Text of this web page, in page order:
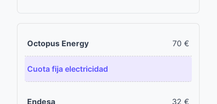
70 €
Cuota fija electricidad
32 €